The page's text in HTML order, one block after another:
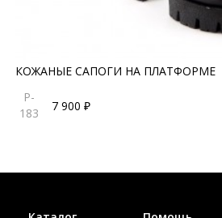
КОЖАНЫЕ САПОГИ НА ПЛАТФОРМЕ
P-
183
7 900 ₽